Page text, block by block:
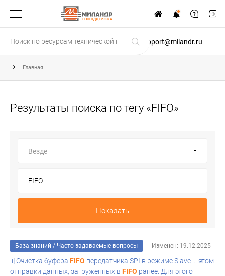
ТЕХПОДДЕРЖКА
support@milandr.ru
Главная
Результаты поиска по тегу «FIFO»
Везде
Показать
База знаний / Часто задаваемые вопросы Изменен: 19.12.2025
[i] Очистка буфера FIFO передатчика SPI в режиме Slave ... этом
отправки данных, загруженных в FIFO ранее. Для этого